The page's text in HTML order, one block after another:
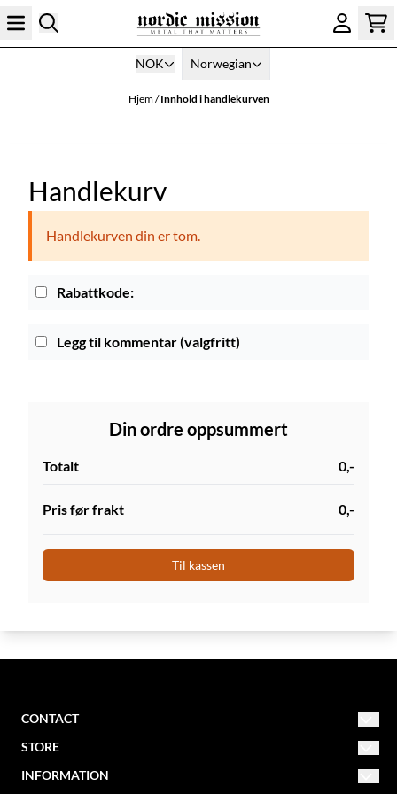
Hopp til innhold
NOK Norwegian
Hjem/Innhold i handlekurven
Handlekurv
Handlekurven din er tom.
Rabattkode:
Legg til kommentar(valgfritt)
Din ordre oppsummert
Totalt 0,-
Pris før frakt 0,-
Til kassen
CONTACT
NORDIC MISSION
post@nordicmission.net
STORE
Conditions
INFORMATION